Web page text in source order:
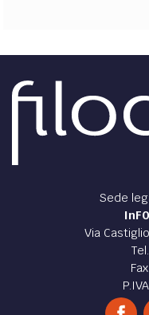
Concorso
sopravvivere agli